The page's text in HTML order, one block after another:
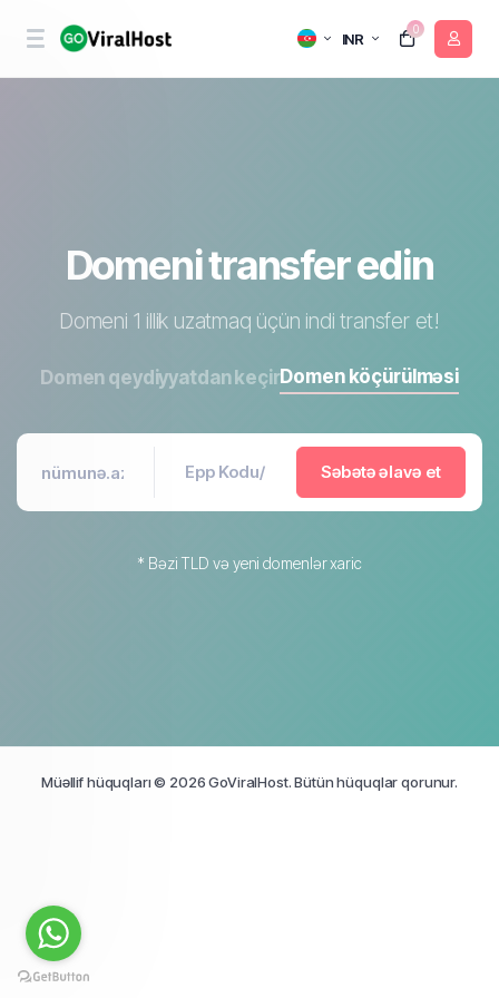
INR
0
Domeni transfer edin
Domeni 1 illik uzatmaq üçün indi transfer et!
Domen qeydiyyatdan keçirDomen köçürülməsi
Səbətə əlavə et
* Bəzi TLD və yeni domenlər xaric
Müəllif hüquqları © 2026 GoViralHost. Bütün hüquqlar qorunur.